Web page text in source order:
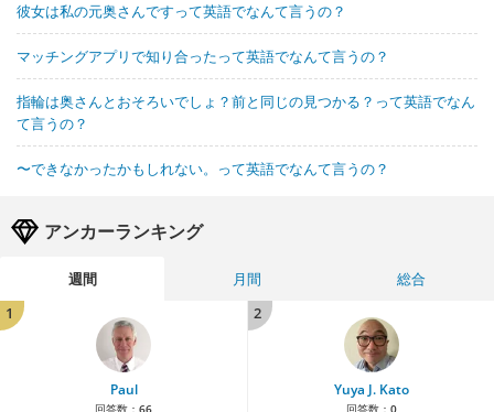
彼女は私の元奥さんですって英語でなんて言うの？
マッチングアプリで知り合ったって英語でなんて言うの？
指輪は奥さんとおそろいでしょ？前と同じの見つかる？って英語でなん
て言うの？
〜できなかったかもしれない。って英語でなんて言うの？
アンカーランキング
週間 月間
総合
1
Paul
2
Yuya J. Kato